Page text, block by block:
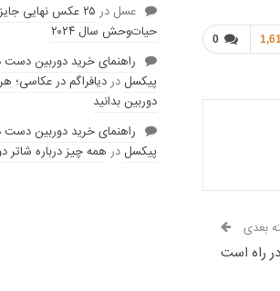
0
بعدی
عسل در
۲۵ عکس نهایی
حیات‌وحش سال ۲۰۲۴
پیکسلدردیافراگم در عکاسی؛ هر
دوربین بدانید
پیکسلدر همه چیز درباره